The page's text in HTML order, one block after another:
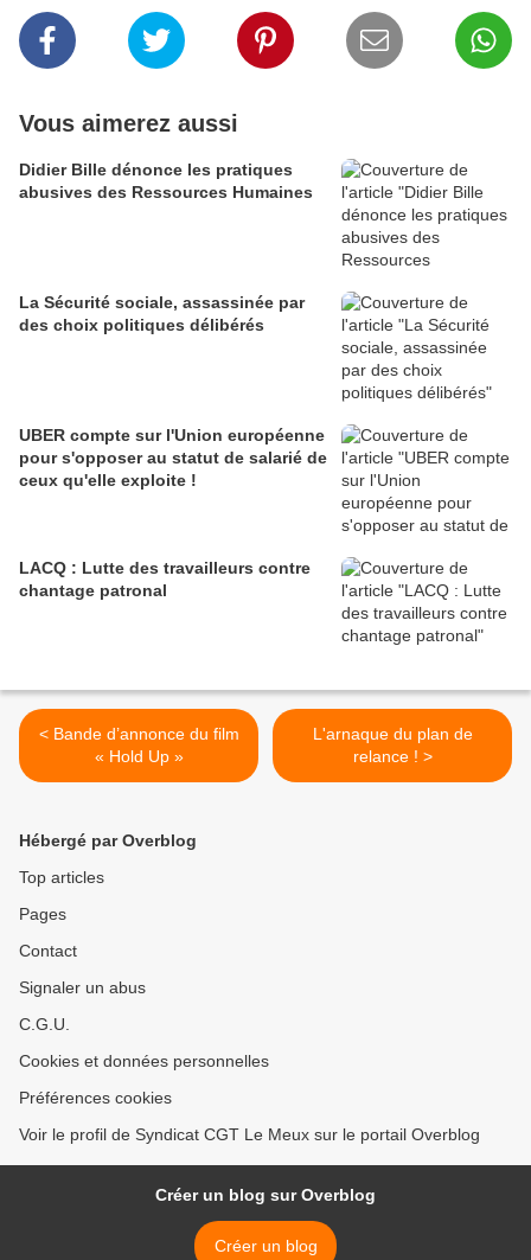
Vous aimerez aussi
Didier Bille dénonce les pratiques
abusives des Ressources Humaines
La Sécurité sociale, assassinée par
des choix politiques délibérés
UBER compte sur l'Union européenne
pour s'opposer au statut de salarié de
ceux qu'elle exploite !
LACQ : Lutte des travailleurs contre
chantage patronal
< Bande d’annonce du film
« Hold Up »
L'arnaque du plan de
relance ! >
Hébergé par Overblog
Top articles
Pages
Contact
Signaler un abus
C.G.U.
Cookies et données personnelles
Préférences cookies
Voir le profil de Syndicat CGT Le Meux sur le portail Overblog
Créer un blog sur Overblog
Créer un blog